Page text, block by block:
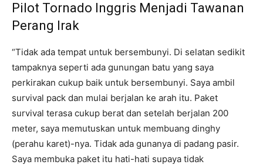
Pilot Tornado Inggris Menjadi Tawanan
Perang Irak
“Tidak ada tempat untuk bersembunyi. Di selatan sedikit
tampaknya seperti ada gunungan batu yang saya
perkirakan cukup baik untuk bersembunyi. Saya ambil
survival pack dan mulai berjalan ke arah itu. Paket
survival terasa cukup berat dan setelah berjalan 200
meter, saya memutuskan untuk membuang dinghy
(perahu karet)-nya. Tidak ada gunanya di padang pasir.
Saya membuka paket itu hati-hati supaya tidak